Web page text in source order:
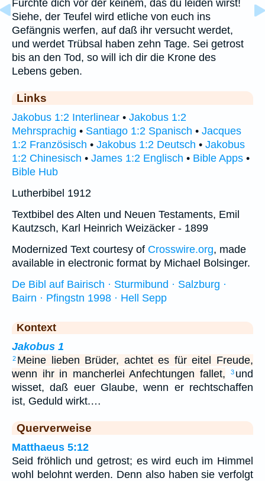
Fürchte dich vor der keinem, das du leiden wirst!
Siehe, der Teufel wird etliche von euch ins
Gefängnis werfen, auf daß ihr versucht werdet,
und werdet Trübsal haben zehn Tage. Sei getrost
bis an den Tod, so will ich dir die Krone des
Lebens geben.
Links
Jakobus 1:2 Interlinear • Jakobus 1:2
Mehrsprachig • Santiago 1:2 Spanisch • Jacques
1:2 Französisch • Jakobus 1:2 Deutsch • Jakobus
1:2 Chinesisch • James 1:2 Englisch • Bible Apps •
Bible Hub
Lutherbibel 1912
Textbibel des Alten und Neuen Testaments, Emil
Kautzsch, Karl Heinrich Weizäcker - 1899
Modernized Text courtesy of Crosswire.org, made
available in electronic format by Michael Bolsinger.
De Bibl auf Bairisch · Sturmibund · Salzburg ·
Bairn · Pfingstn 1998 · Hell Sepp
Kontext
Jakobus 1
2 Meine lieben Brüder, achtet es für eitel Freude,
wenn ihr in mancherlei Anfechtungen fallet,
3 und
wisset, daß euer Glaube, wenn er rechtschaffen
ist, Geduld wirkt.…
Querverweise
Matthaeus 5:12
Seid fröhlich und getrost; es wird euch im Himmel
wohl belohnt werden. Denn also haben sie verfolgt